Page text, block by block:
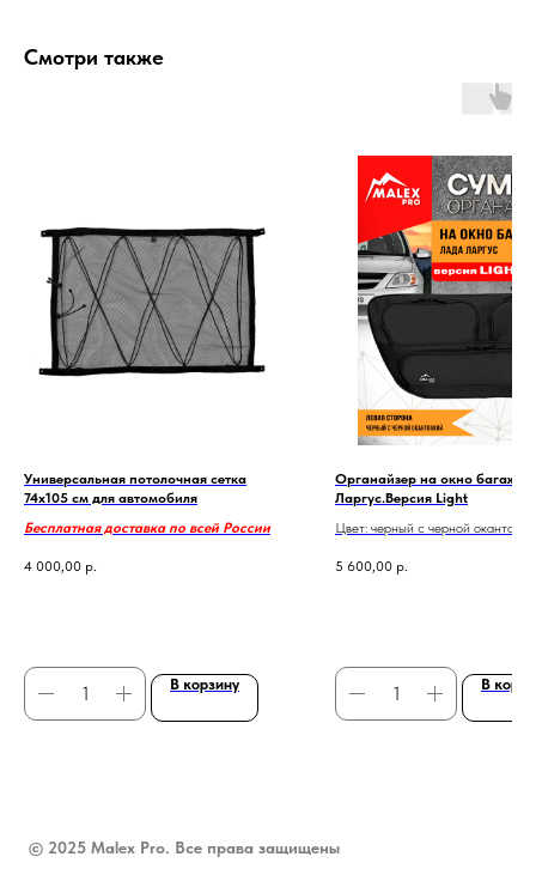
Смотри также
Универсальная потолочная сетка
74х105 см для автомобиля
Бесплатная доставка по всей России
4 000,00 р.
В корзину
Органайзер на окно
Ларгус.Версия Light
Цвет: черный с черной
Бесплатная доставка по всей
5 600,00 р.
В
© 2025 Malex Pro. Все права защищены